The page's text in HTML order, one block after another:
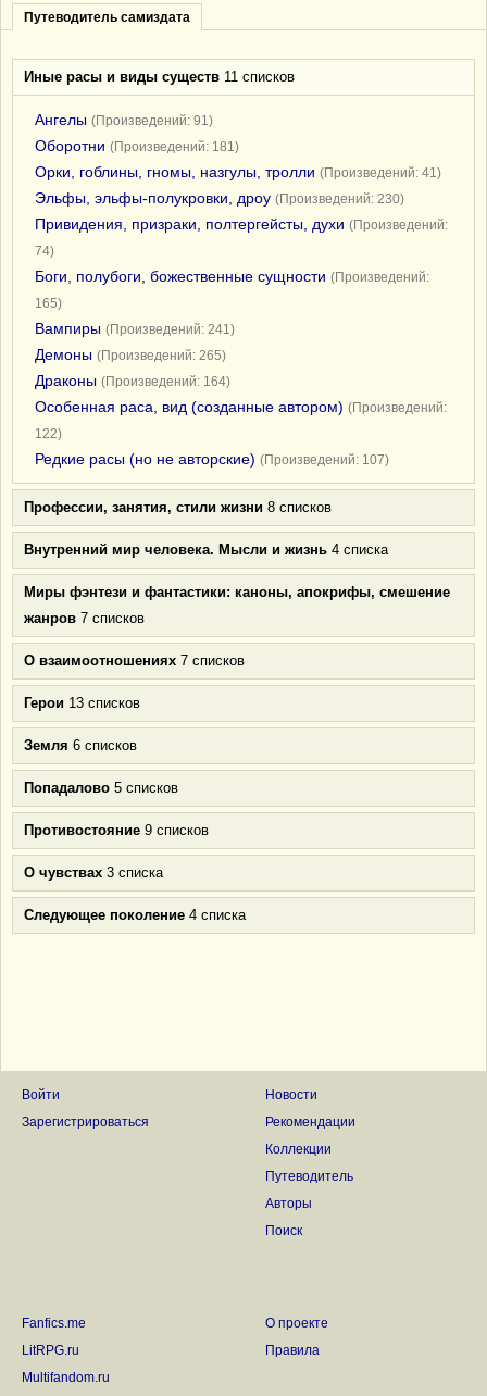
Путеводитель самиздата
Иные расы и виды существ 11 списков
Ангелы (Произведений: 91)
Оборотни (Произведений: 181)
Орки, гоблины, гномы, назгулы, тролли (Произведений: 41)
Эльфы, эльфы-полукровки, дроу (Произведений: 230)
Привидения, призраки, полтергейсты, духи (Произведений:
74)
Боги, полубоги, божественные сущности (Произведений:
165)
Вампиры (Произведений: 241)
Демоны (Произведений: 265)
Драконы (Произведений: 164)
Особенная раса, вид (созданные автором) (Произведений:
122)
Редкие расы (но не авторские) (Произведений: 107)
Профессии, занятия, стили жизни 8 списков
Внутренний мир человека. Мысли и жизнь 4 списка
Миры фэнтези и фантастики: каноны, апокрифы, смешение
жанров 7 списков
О взаимоотношениях 7 списков
Герои 13 списков
Земля 6 списков
Попадалово 5 списков
Противостояние 9 списков
О чувствах 3 списка
Следующее поколение 4 списка
Войти
Зарегистрироваться
Новости
Рекомендации
Коллекции
Путеводитель
Авторы
Поиск
Fanfics.me
LitRPG.ru
Multifandom.ru
О проекте
Правила